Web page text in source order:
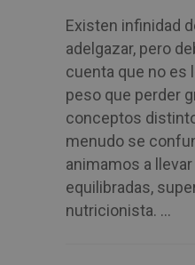
Existen infinidad
adelgazar, pero
cuenta que no es
peso que perder
conceptos
menudo se
animamos a
equilibradas,
nutricionista. ...